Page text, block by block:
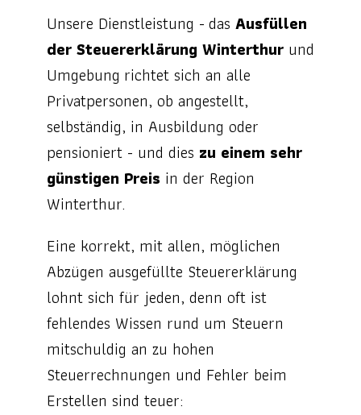
Unsere Dienstleistung - das Ausfüllen
der Steuererklärung Winterthur und
Umgebung richtet sich an alle
Privatpersonen, ob angestellt,
selbständig, in Ausbildung oder
pensioniert - und dies zu einem sehr
günstigen Preis in der Region
Winterthur.
Eine korrekt, mit allen, möglichen
Abzügen ausgefüllte Steuererklärung
lohnt sich für jeden, denn oft ist
fehlendes Wissen rund um Steuern
mitschuldig an zu hohen
Steuerrechnungen und Fehler beim
Erstellen sind teuer: